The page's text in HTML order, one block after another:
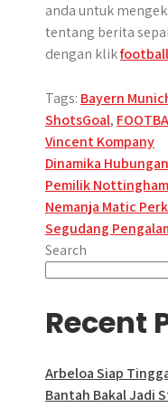
anda untuk
tentang berita
dengan klik
Tags: Bayern
ShotsGoal,
Vincent Kompany
Post
Dinamika
Pemilik
Nemanja Matic
Segudang
Search
Recent
Arbeloa Siap
Bantah Bakal Jadi